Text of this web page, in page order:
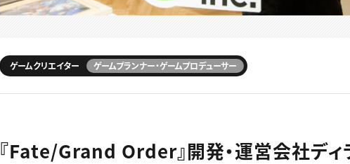
ゲームクリエイター ゲームプランナー・ゲームプロデューサー
『Fate/Grand Order』開発・運営会社ディ